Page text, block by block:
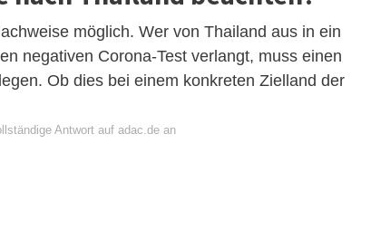
möglich. Wer von Thailand aus in ein
negativen Corona-Test verlangt, muss einen
Ob dies bei einem konkreten Zielland der
Antwort auf adac.de an